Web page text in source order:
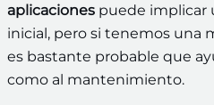
aplicaciones puede implicar
inicial, pero si tenemos una
es bastante probable que
como al mantenimiento.